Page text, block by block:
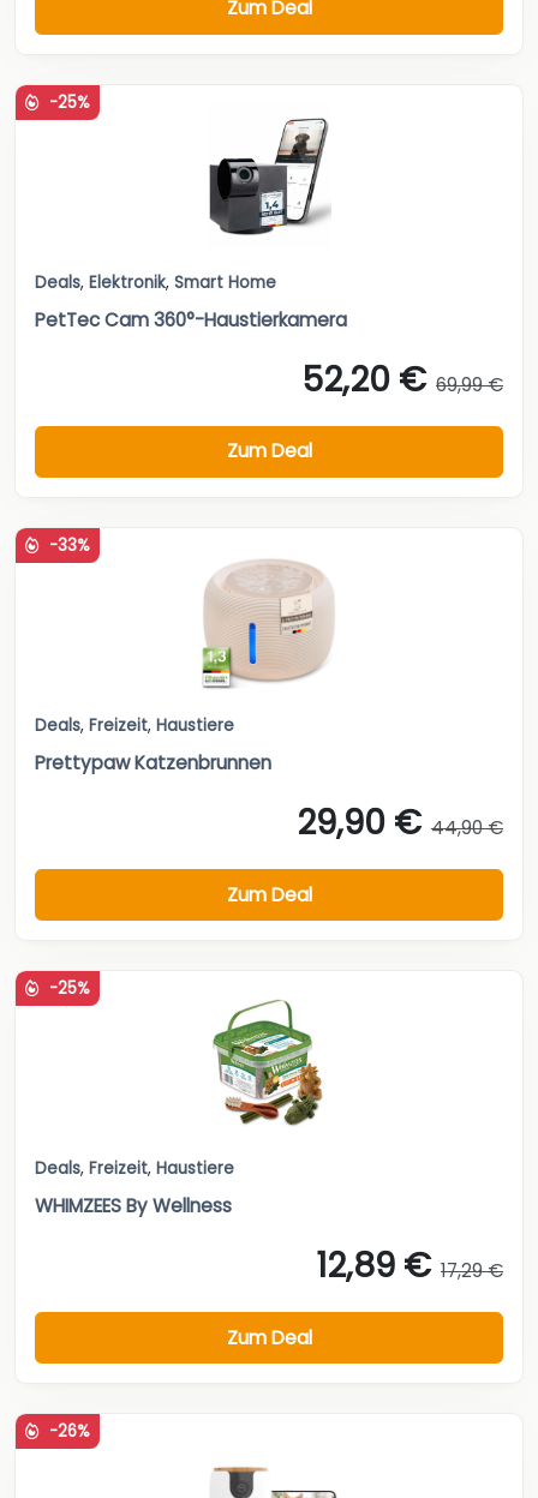
Zum Deal
-25%
Deals, Elektronik, Smart Home
PetTec Cam 360°-Haustierkamera
52,20 € 69,99 €
Zum Deal
-33%
Deals, Freizeit, Haustiere
Prettypaw Katzenbrunnen
29,90 € 44,90 €
Zum Deal
-25%
Deals, Freizeit, Haustiere
WHIMZEES By Wellness
12,89 € 17,29 €
Zum Deal
-26%